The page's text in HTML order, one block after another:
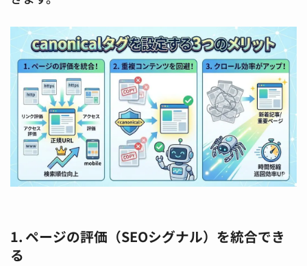
1. ページの評価（SEOシグナル）を統合でき
る